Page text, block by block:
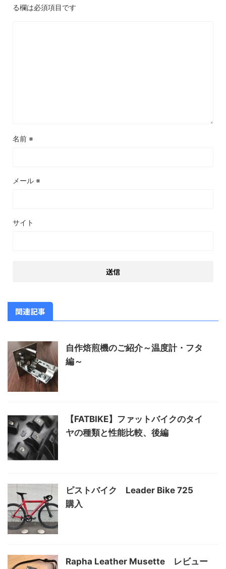
る欄は必須項目です
名前 ※
メール ※
サイト
関連記事
自作焙煎機のご紹介～温度計・フタ
編～
【FATBIKE】ファットバイクのタイ
ヤの種類と性能比較、後編
ピストバイク Leader Bike 725
購入
Rapha Leather Musette レビュー